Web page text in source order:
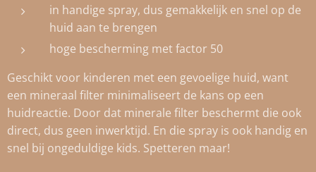
in handige spray, dus gemakkelijk en snel op de
huid aan te brengen
hoge bescherming met factor 50
Geschikt voor kinderen met een gevoelige huid, want
een mineraal filter minimaliseert de kans op een
huidreactie. Door dat minerale filter beschermt die ook
direct, dus geen inwerktijd. En die spray is ook handig en
snel bij ongeduldige kids. Spetteren maar!